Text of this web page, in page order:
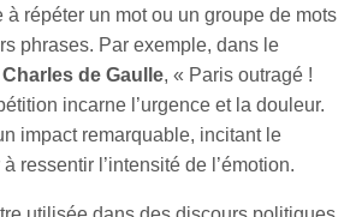
à répéter un mot ou un groupe de mots
phrases. Par exemple, dans le
Charles de Gaulle, « Paris outragé !
incarne l’urgence et la douleur.
impact remarquable, incitant le
ressentir l’intensité de l’émotion.